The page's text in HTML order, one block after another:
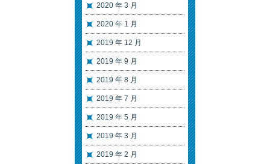
2020 年 3 月
2020 年 1 月
2019 年 12 月
2019 年 9 月
2019 年 8 月
2019 年 7 月
2019 年 5 月
2019 年 3 月
2019 年 2 月